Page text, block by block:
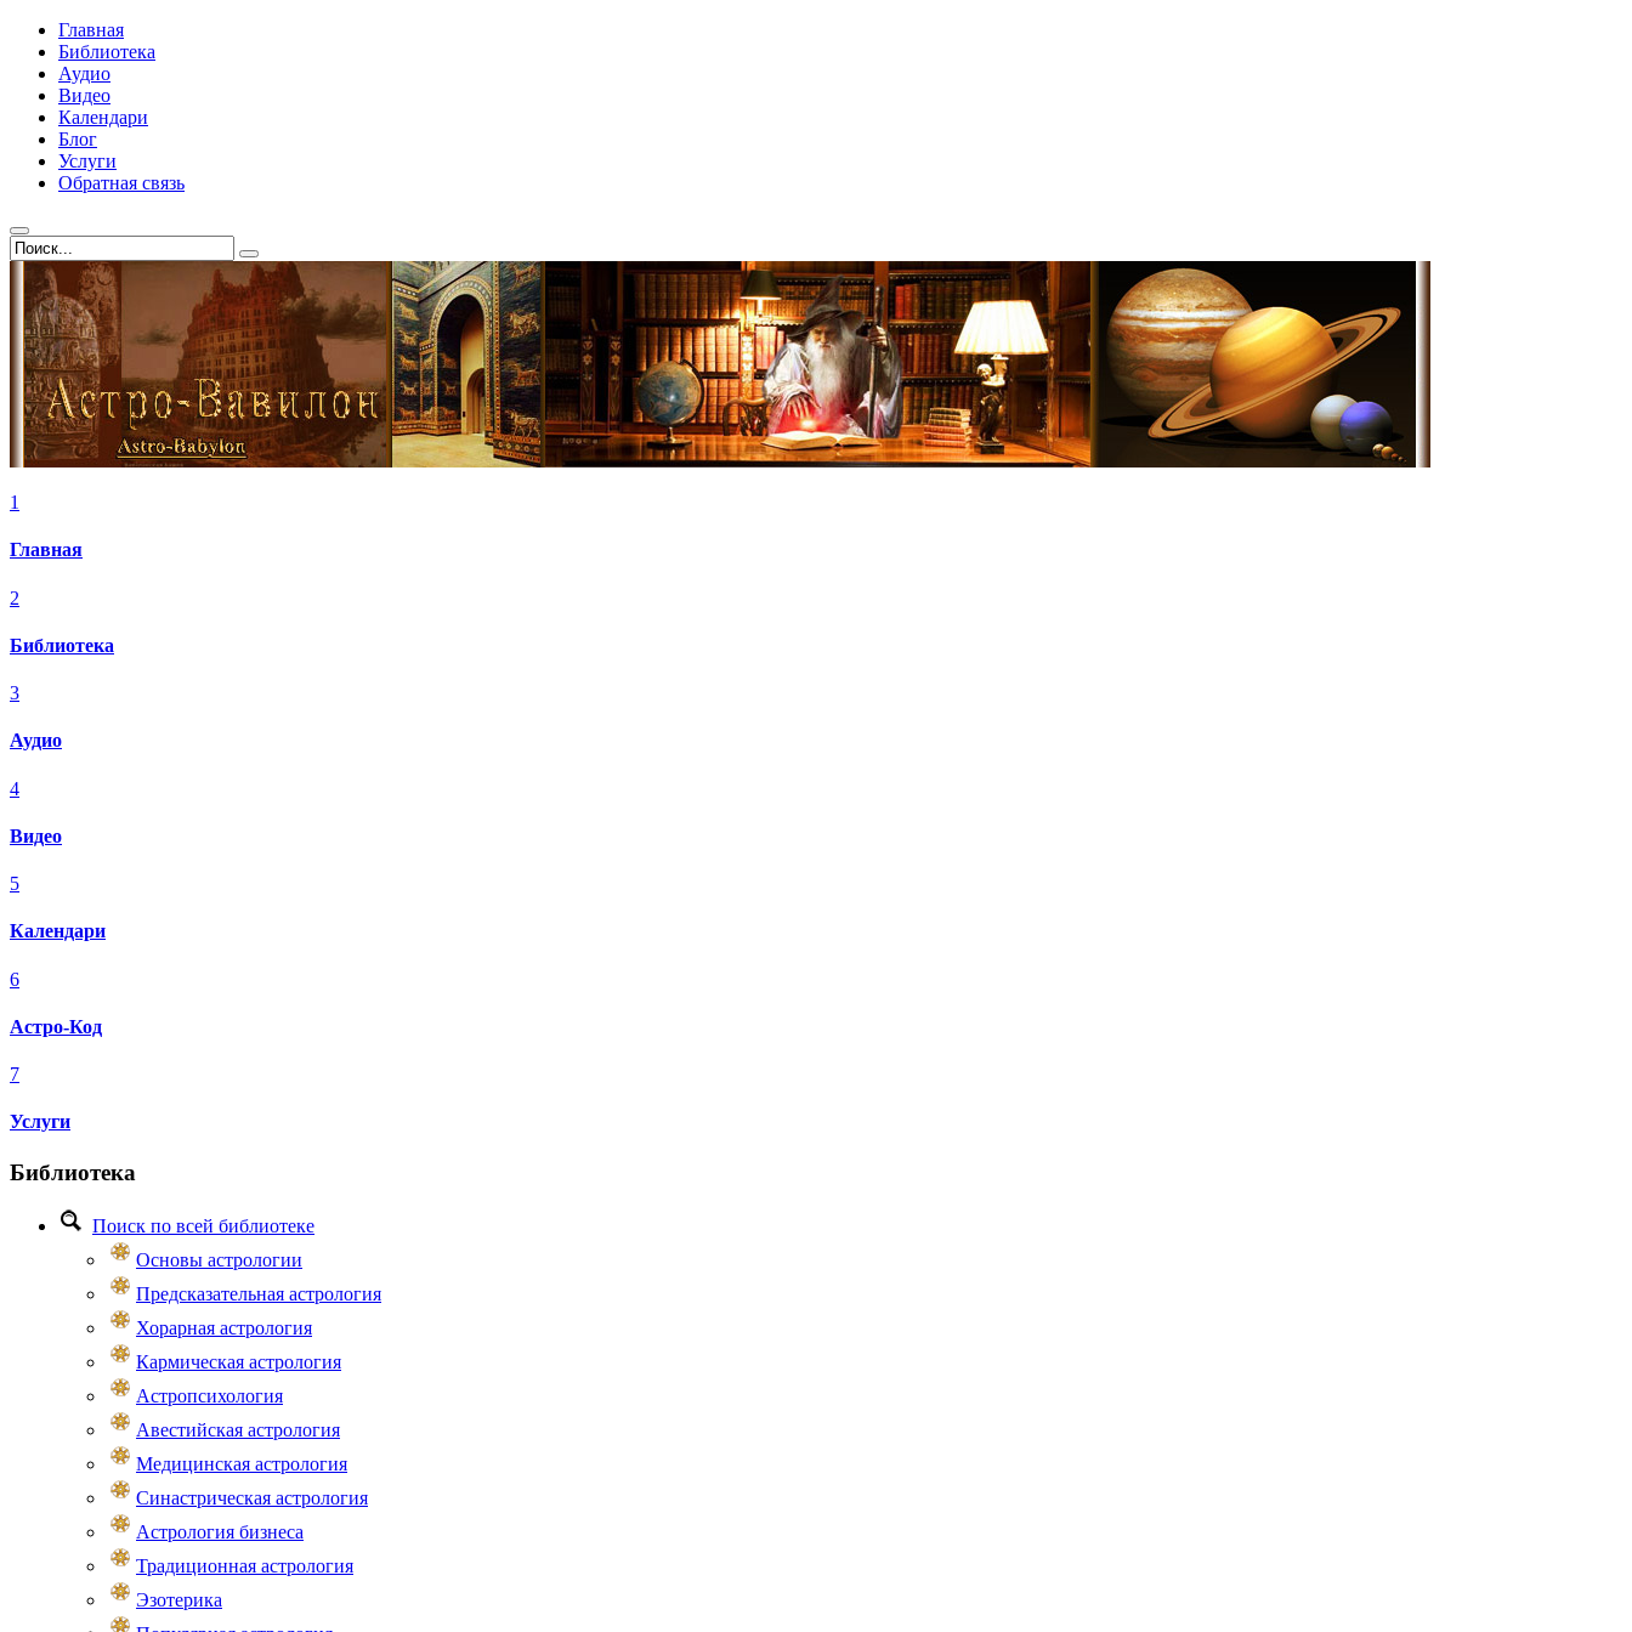
Главная
Библиотека
Аудио
Видео
Календари
Блог
Услуги
Обратная связь
1
Главная
2
Библиотека
3
Аудио
4
Видео
5
Календари
6
Астро-Код
7
Услуги
Библиотека
Поиск по всей библиотеке
Основы астрологии
Предсказательная астрология
Хорарная астрология
Кармическая астрология
Астропсихология
Авестийская астрология
Медицинская астрология
Синастрическая астрология
Астрология бизнеса
Традиционная астрология
Эзотерика